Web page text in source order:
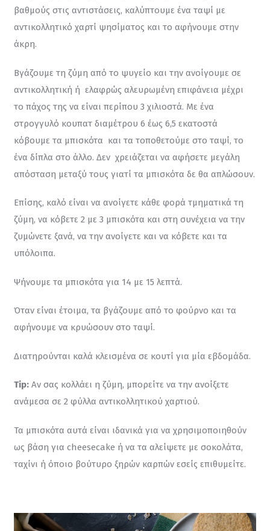
βαθμούς στις αντιστάσεις, καλύπτουμε ένα ταψί με
αντικολλητικό χαρτί ψησίματος και το αφήνουμε στην
άκρη.
Βγάζουμε τη ζύμη από το ψυγείο και την ανοίγουμε σε
αντικολλητική ή  ελαφρώς αλευρωμένη επιφάνεια μέχρι
το πάχος της να είναι περίπου 3 χιλιοστά. Με ένα
στρογγυλό κουπατ διαμέτρου 6 έως 6,5 εκατοστά
κόβουμε τα μπισκότα  και τα τοποθετούμε στο ταψί, το
ένα δίπλα στο άλλο. Δεν  χρειάζεται να αφήσετε μεγάλη
απόσταση μεταξύ τους γιατί τα μπισκότα δε θα απλώσουν.
Επίσης, καλό είναι να ανοίγετε κάθε φορά τμηματικά τη
ζύμη, να κόβετε 2 με 3 μπισκότα και στη συνέχεια να την
ζυμώνετε ξανά, να την ανοίγετε και να κόβετε και τα
υπόλοιπα.
Ψήνουμε τα μπισκότα για 14 με 15 λεπτά.
Όταν είναι έτοιμα, τα βγάζουμε από το φούρνο και τα
αφήνουμε να κρυώσουν στο ταψί.
Διατηρούνται καλά κλεισμένα σε κουτί για μία εβδομάδα.
Tip: Αν σας κολλάει η ζύμη, μπορείτε να την ανοίξετε
ανάμεσα σε 2 φύλλα αντικολλητικού χαρτιού.
Τα μπισκότα αυτά είναι ιδανικά για να χρησιμοποιηθούν
ως βάση για cheesecake ή να τα αλείψετε με σοκολάτα,
ταχίνι ή όποιο βούτυρο ξηρών καρπών εσείς επιθυμείτε.